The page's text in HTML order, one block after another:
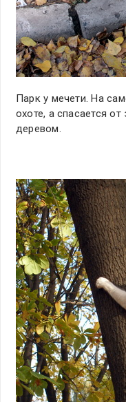
Парк у мечети. На
охоте, а спасается
деревом.